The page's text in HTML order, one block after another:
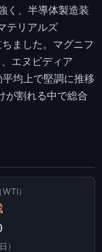
く、半導体製造装
テリアルズ
ました。マグニフ
エヌビディア
均上で堅調に推移
が割れる中で総合
）
）